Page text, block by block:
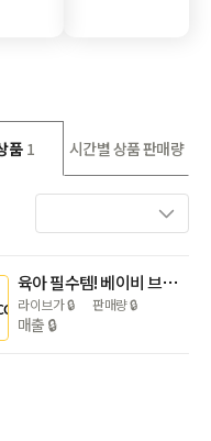
품 1 시간별 상품 판매량
육아 필수템! 베이비 브레짜 원스텝 젖병세척 소독기 / 분유제조기
라이브가🔒 판매량🔒
매출 🔒